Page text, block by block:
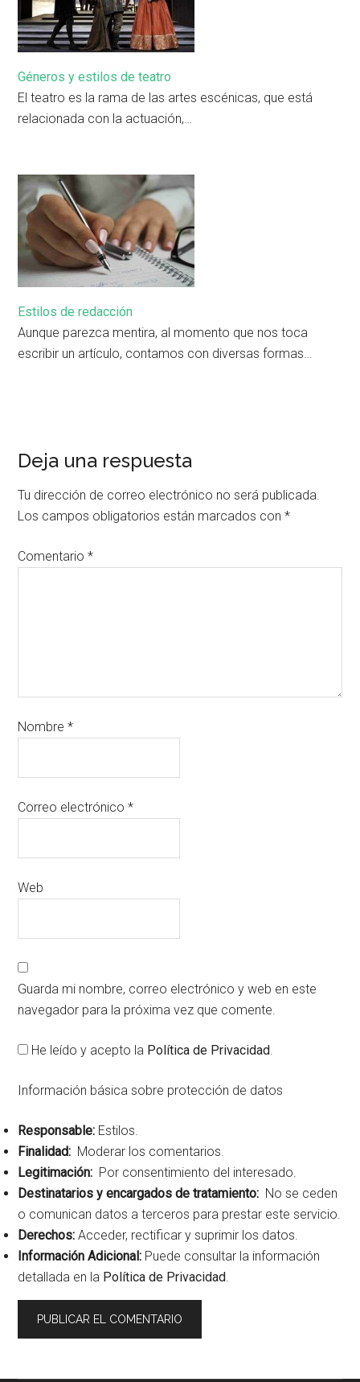
Géneros y estilos de teatro
El teatro es la rama de las artes escénicas, que está
relacionada con la actuación,…
Estilos de redacción
Aunque parezca mentira, al momento que nos toca
escribir un artículo, contamos con diversas formas…
Deja una respuesta
Tu dirección de correo electrónico no será publicada.
Los campos obligatorios están marcados con*
Comentario*
Nombre*
Correo electrónico*
Web
Guarda mi nombre, correo electrónico y web en este
navegador para la próxima vez que comente.
He leído y acepto la Política de Privacidad
Información básica sobre protección de datos
Responsable: Estilos.
Finalidad: Moderar los comentarios.
Legitimación: Por consentimiento del interesado.
Destinatarios y encargados de tratamiento: No se ceden
o comunican datos a terceros para prestar este servicio.
Derechos: Acceder, rectificar y suprimir los datos.
Información Adicional: Puede consultar la información
detallada en la Política de Privacidad